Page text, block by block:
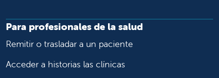
Para profesionales de la salud
Remitir o trasladar a un paciente
Acceder a historias las clínicas